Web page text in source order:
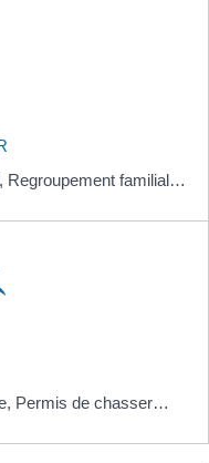
Regroupement familial…
Permis de chasser…